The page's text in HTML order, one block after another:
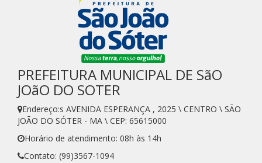
PREFEITURA MUNICIPAL DE SãO
JOãO DO SOTER
Endereço:s AVENIDA ESPERANÇA , 2025 \ CENTRO \ SÃO
JOÃO DO SÓTER - MA \ CEP: 65615000
Horário de atendimento: 08h às 14h
Contato: (99)3567-1094